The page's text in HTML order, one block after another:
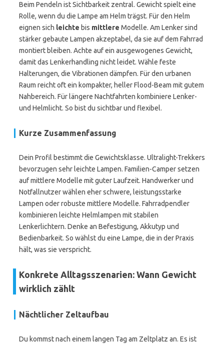
Beim Pendeln ist Sichtbarkeit zentral. Gewicht spielt eine
Rolle, wenn du die Lampe am Helm trägst. Für den Helm
eignen sich leichte bis mittlere Modelle. Am Lenker sind
stärker gebaute Lampen akzeptabel, da sie auf dem Fahrrad
montiert bleiben. Achte auf ein ausgewogenes Gewicht,
damit das Lenkerhandling nicht leidet. Wähle feste
Halterungen, die Vibrationen dämpfen. Für den urbanen
Raum reicht oft ein kompakter, heller Flood-Beam mit gutem
Nahbereich. Für längere Nachtfahrten kombiniere Lenker-
und Helmlicht. So bist du sichtbar und flexibel.
Kurze Zusammenfassung
Dein Profil bestimmt die Gewichtsklasse. Ultralight-Trekkers
bevorzugen sehr leichte Lampen. Familien-Camper setzen
auf mittlere Modelle mit guter Laufzeit. Handwerker und
Notfallnutzer wählen eher schwere, leistungsstarke
Lampen oder robuste mittlere Modelle. Fahrradpendler
kombinieren leichte Helmlampen mit stabilen
Lenkerlichtern. Denke an Befestigung, Akkutyp und
Bedienbarkeit. So wählst du eine Lampe, die in der Praxis
hält, was sie verspricht.
Konkrete Alltagsszenarien: Wann Gewicht
wirklich zählt
Nächtlicher Zeltaufbau
Du kommst nach einem langen Tag am Zeltplatz an. Es ist